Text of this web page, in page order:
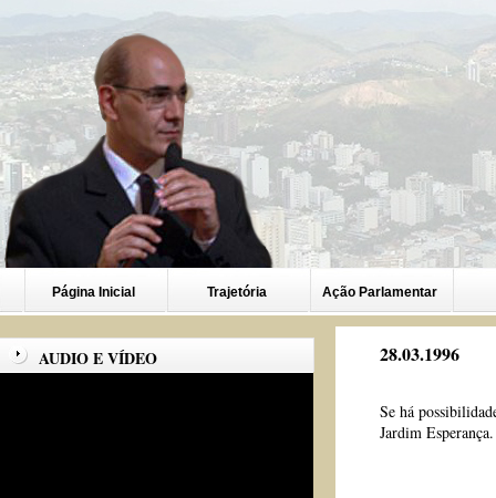
Página Inicial Trajetória Ação Parlamentar
AUDIO E VÍDEO 28.03.1996
Se há
Jardim Esperança.